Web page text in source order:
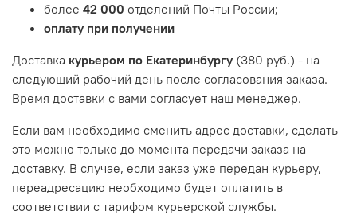
более 42 000 отделений Почты России;
оплату при получении
Доставка курьером по Екатеринбургу (380 руб.) - на
следующий рабочий день после согласования заказа.
Время доставки с вами согласует наш менеджер.
Если вам необходимо сменить адрес доставки, сделать
это можно только до момента передачи заказа на
доставку. В случае, если заказ уже передан курьеру,
переадресацию необходимо будет оплатить в
соответствии с тарифом курьерской службы.